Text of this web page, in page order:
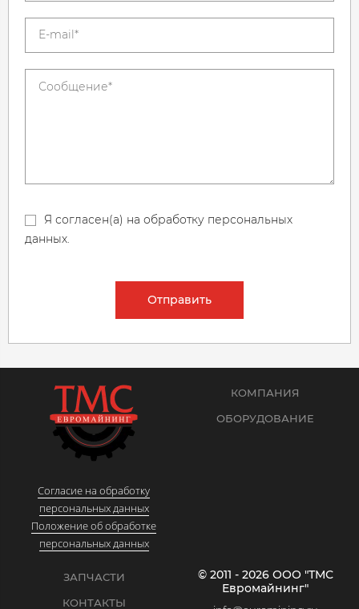
Я согласен(а) на обработку персональных
данных.
Отправить
Согласие на обработку
персональных данных
Положение об обработке
персональных данных
КОМПАНИЯ
ОБОРУДОВАНИЕ
ЗАПЧАСТИ
КОНТАКТЫ
© 2011 - 2026 ООО "ТМС
Евромайнинг"